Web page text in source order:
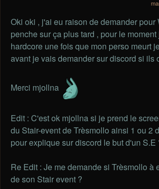
Oki oki , j'ai eu raison de demander pour
penche sur ça plus tard , pour le
hardcore une fois que mon perso meurt
avant je vais demander sur discord si ils
Merci mjollna
Edit : C'est ok mjollna si je prend le
du Stair-event de Trèsmollo ainsi 1 ou 2
pour explique sur discord le but d'un S.E
Re Edit : Je me demande si Trèsmollo à
de son Stair event ?